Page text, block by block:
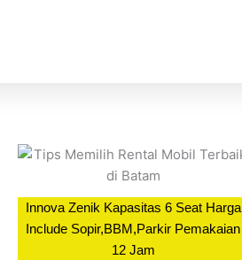
Innova Zenik Kapasitas 6 Seat Harga
Include Sopir,BBM,Parkir Pemakaian
12 Jam